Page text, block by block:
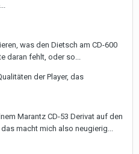
was den Dietsch am CD-600
daran fehlt, oder so...
der Player, das
Marantz CD-53 Derivat auf den
macht mich also neugierig...